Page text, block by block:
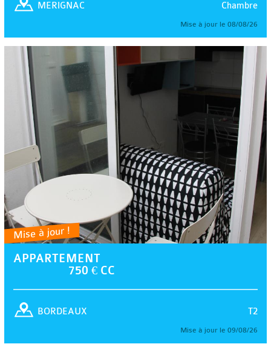
Chambre
MERIGNAC
Mise à jour le 08/08/26
Mise à jour !
APPARTEMENT
750 € CC
T2
BORDEAUX
Mise à jour le 09/08/26